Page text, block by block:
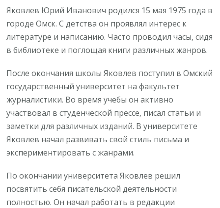
Яковлев Юрий Иванович родился 15 мая 1975 года в
городе Омск. С детства он проявлял интерес к
литературе и написанию. Часто проводил часы, сидя
в библиотеке и поглощая книги различных жанров.
После окончания школы Яковлев поступил в Омский
государственный университет на факультет
журналистики. Во время учебы он активно
участвовал в студенческой прессе, писал статьи и
заметки для различных изданий. В университете
Яковлев начал развивать свой стиль письма и
экспериментировать с жанрами.
По окончании университета Яковлев решил
посвятить себя писательской деятельности
полностью. Он начал работать в редакции